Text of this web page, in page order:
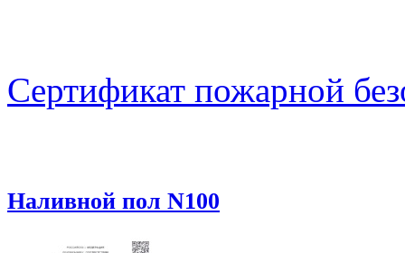
Сертификат пожарной
Наливной пол N100